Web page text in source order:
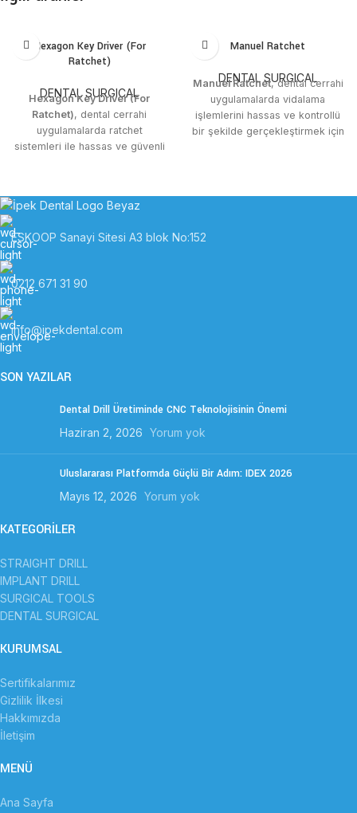
Hexagon Key Driver (For
Ratchet)
DENTAL SURGICAL
Hexagon Key Driver (For
Ratchet), dental cerrahi
uygulamalarda ratchet
sistemleri ile hassas ve güvenli
sürücü aletidir. İpek Dental
kalitesiyle üretilmiştir.
Manuel Ratchet
DENTAL SURGICAL
Manuel Ratchet, dental cerrahi
uygulamalarda vidalama
işlemlerini hassas ve kontrollü
bir şekilde gerçekleştirmek için
ESKOOP Sanayi Sitesi A3 blok No:152
0212 671 31 90
info@ipekdental.com
SON YAZILAR
Dental Drill Üretiminde CNC Teknolojisinin Önemi
Haziran 2, 2026 Yorum yok
Uluslararası Platformda Güçlü Bir Adım: IDEX 2026
Mayıs 12, 2026 Yorum yok
KATEGORİLER
STRAIGHT DRILL
IMPLANT DRILL
SURGICAL TOOLS
DENTAL SURGICAL
KURUMSAL
Sertifikalarımız
Gizlilik İlkesi
Hakkımızda
İletişim
MENÜ
Ana Sayfa